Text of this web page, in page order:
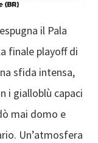
il Pala
finale playoff di
sfida intensa,
i gialloblù capaci
mai domo e
Un’atmosfera